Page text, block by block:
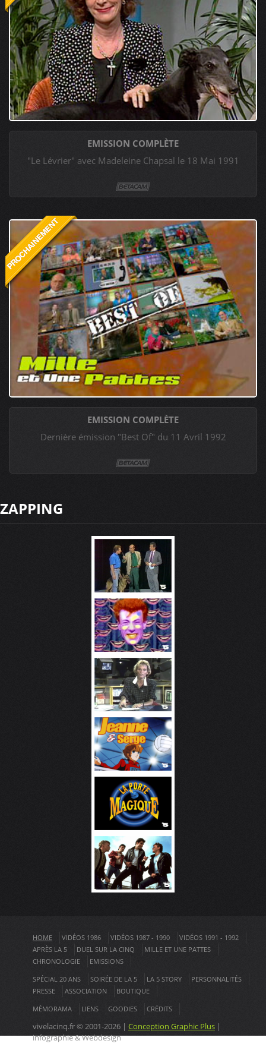
EMISSION COMPLÈTE
"Le Lévrier" avec Madeleine Chapsal le 18 Mai 1991
EMISSION COMPLÈTE
Dernière émission "Best Of" du 11 Avril 1992
ZAPPING
HOME VIDÉOS 1986 VIDÉOS 1987 - 1990
VIDÉOS 1991 - 1992
APRÈS LA 5
DUEL SUR LA CINQ
MILLE ET UNE PATTES
CHRONOLOGIE
EMISSIONS
SPÉCIAL 20 ANS
SOIRÉE DE LA 5 LA 5 STORY
PERSONNALITÉS
PRESSE
ASSOCIATION
BOUTIQUE
MÉMORAMA
LIENS GOODIES CRÉDITS
vivelacinq.fr © 2001-2026 | Conception Graphic Plus |
infographie & Webdesign